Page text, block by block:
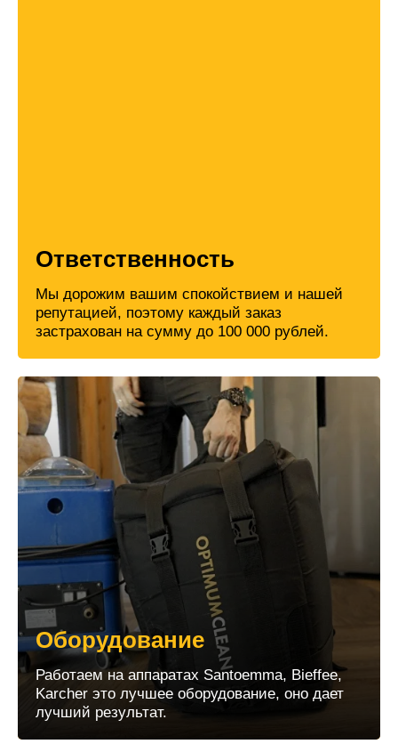
Ответственность
Мы дорожим вашим спокойствием и нашей
репутацией, поэтому каждый заказ
застрахован на сумму до 100 000 рублей.
Оборудование
Работаем на аппаратах Santoemma, Bieffee,
Karcher это лучшее оборудование, оно дает
лучший результат.